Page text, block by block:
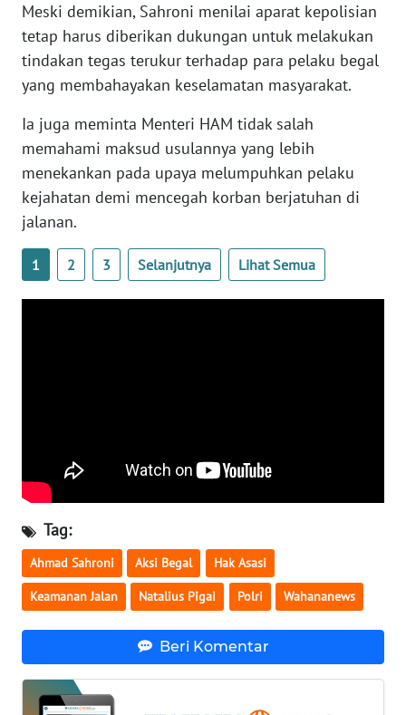
Meski demikian, Sahroni menilai aparat kepolisian
tetap harus diberikan dukungan untuk melakukan
tindakan tegas terukur terhadap para pelaku begal
yang membahayakan keselamatan masyarakat.
Ia juga meminta Menteri HAM tidak salah
memahami maksud usulannya yang lebih
menekankan pada upaya melumpuhkan pelaku
kejahatan demi mencegah korban berjatuhan di
jalanan.
1 2 3 Selanjutnya Lihat Semua
Tag:
Ahmad Sahroni Aksi Begal Hak Asasi
Keamanan Jalan Natalius Pigai Polri Wahananews
Beri Komentar
NTT
WN
KEPRI
WN
PAPUA
WN
PAPUA
WN
RIAU
WN
SULTRA
WN
NTB
SULBAR